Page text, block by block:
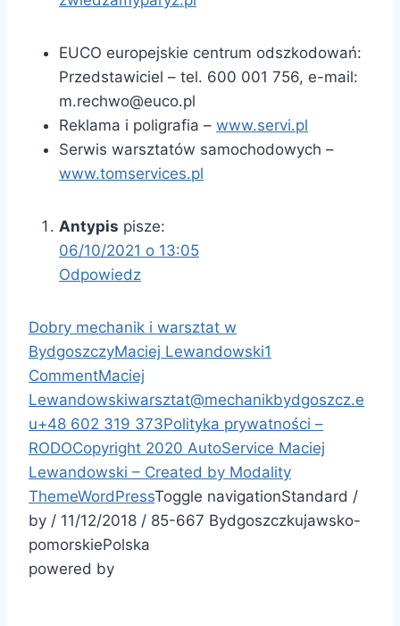
EUCO europejskie centrum odszkodowań:
Przedstawiciel – tel. 600 001 756, e-mail:
m.rechwo@euco.pl
Reklama i poligrafia – www.servi.pl
Serwis warsztatów samochodowych –
www.tomservices.pl
Antypis pisze:
06/10/2021 o 13:05
Odpowiedz
Dobry mechanik i warsztat w
BydgoszczyMaciej Lewandowski1
CommentMaciej
Lewandowskiwarsztat@mechanikbydgoszcz.e
u+48 602 319 373Polityka prywatności –
RODOCopyright 2020 AutoService Maciej
Lewandowski – Created by Modality
ThemeWordPressToggle navigationStandard /
by / 11/12/2018 / 85-667 Bydgoszczkujawsko-
pomorskiePolska
powered by